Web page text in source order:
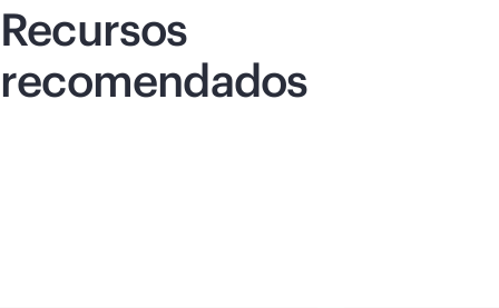
Recursos
recomendados